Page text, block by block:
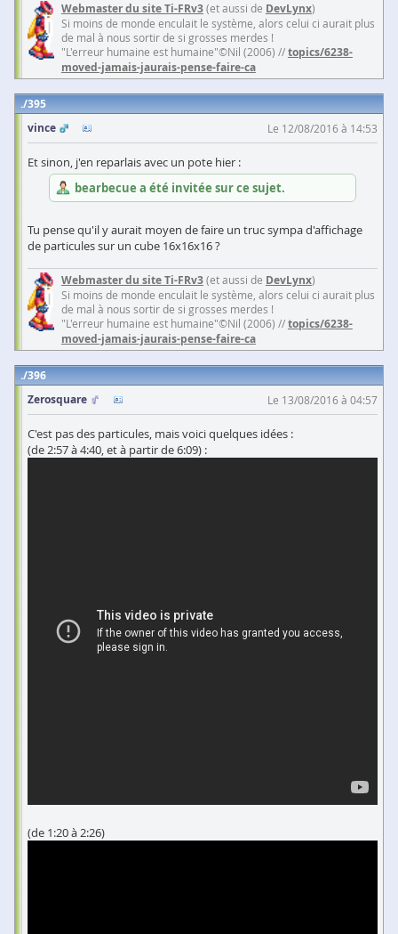
Webmaster du site Ti-FRv3(et aussi de DevLynx)
Si moins de monde enculait le système, alors celui ci aurait plus
de mal à nous sortir de si grosses merdes !
"L'erreur humaine est humaine"©Nil (2006) //topics/6238-
moved-jamais-jaurais-pense-faire-ca
395
vince
Le 12/08/2016 à 14:53
Et sinon, j'en reparlais avec un pote hier :
bearbecue a été invitée sur ce sujet.
Tu pense qu'il y aurait moyen de faire un truc sympa d'affichage
de particules sur un cube 16x16x16 ?
Webmaster du site Ti-FRv3(et aussi de DevLynx)
Si moins de monde enculait le système, alors celui ci aurait plus
de mal à nous sortir de si grosses merdes !
"L'erreur humaine est humaine"©Nil (2006) //topics/6238-
moved-jamais-jaurais-pense-faire-ca
396
Zerosquare
Le 13/08/2016 à 04:57
C'est pas des particules, mais voici quelques idées :
(de 2:57 à 4:40, et à partir de 6:09) :
(de 1:20 à 2:26)